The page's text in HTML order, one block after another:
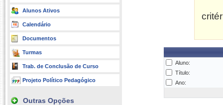
Alunos Ativos
Calendário
Documentos
Turmas
Trab. de Conclusão de Curso
Projeto Político Pedagógico
Outras Opções
Aluno:
Título:
Ano: